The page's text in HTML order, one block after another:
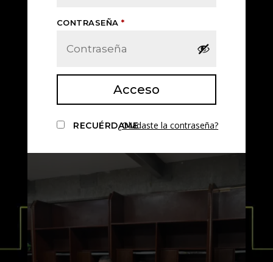
CONTRASEÑA*
Acceso
RECUÉRDAME¿Olvidaste la contraseña?